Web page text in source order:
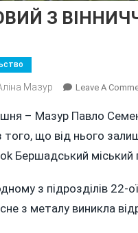
З
Мазур Leave A
– Мазур Павло
того, що від нього
Бершадський міський
з підрозділів 22-
з металу виникла